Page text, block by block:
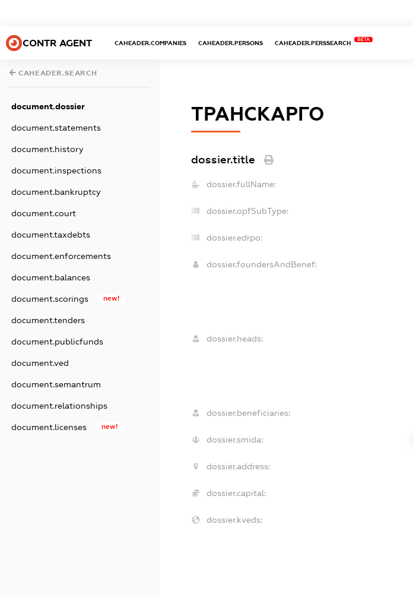
CONTR AGENT CAHEADER.COMPANIES CAHEADER.PERSONS CAHEADER.PERSSEARCH
BETA
CAHEADER.SEARCH
document.dossier
document.statements
document.history
document.inspections
document.bankruptcy
document.court
document.taxdebts
document.enforcements
document.balances
document.scorings new!
document.tenders
document.publicfunds
document.ved
document.semantrum
document.relationships
document.licenses new!
ТРАНСКАРГО
dossier.title
dossier.fullName:
dossier.opfSubType:
dossier.edrpo:
dossier.foundersAndBenef:
dossier.heads:
dossier.beneficiaries:
dossier.smida:
dossier.address:
dossier.capital:
dossier.kveds: